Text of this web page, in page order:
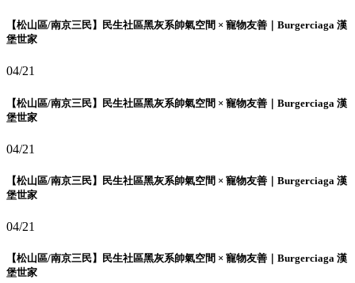
【松山區/南京三民】民生社區黑灰系帥氣空間 × 寵物友善｜Burgerciaga 漢
堡世家
04/21
【松山區/南京三民】民生社區黑灰系帥氣空間 × 寵物友善｜Burgerciaga 漢
堡世家
04/21
【松山區/南京三民】民生社區黑灰系帥氣空間 × 寵物友善｜Burgerciaga 漢
堡世家
04/21
【松山區/南京三民】民生社區黑灰系帥氣空間 × 寵物友善｜Burgerciaga 漢
堡世家